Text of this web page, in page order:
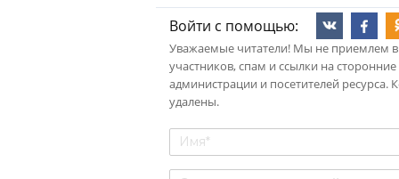
Войти с помощью:
Уважаемые читатели! Мы не приемлем
участников, спам и ссылки на
администрации и посетителей
удалены.